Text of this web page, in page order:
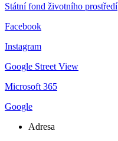
Státní fond životního prostředí
Facebook
Instagram
Google Street View
Microsoft 365
Google
Adresa